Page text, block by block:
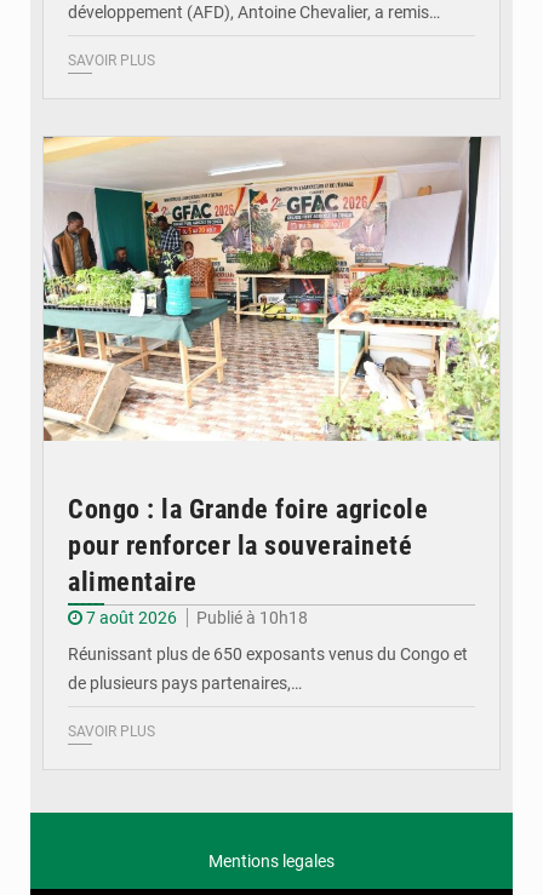
développement (AFD), Antoine Chevalier, a remis…
SAVOIR PLUS
Congo : la Grande foire agricole
pour renforcer la souveraineté
alimentaire
7 août 2026
Publié à 10h18
Réunissant plus de 650 exposants venus du Congo et
de plusieurs pays partenaires,…
SAVOIR PLUS
Mentions legales